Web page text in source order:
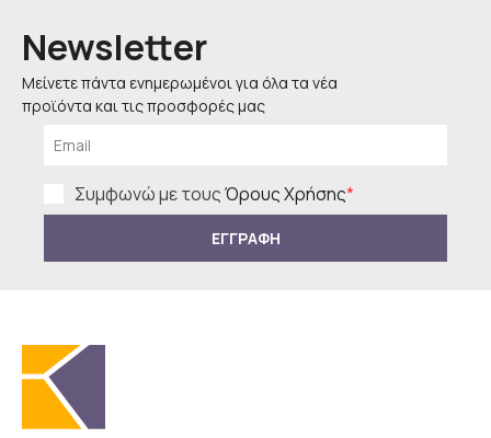
Newsletter
Μείνετε πάντα ενημερωμένοι για όλα τα νέα
προϊόντα και τις προσφορές μας
Συμφωνώ με τουςΌρους Χρήσης*
ΕΓΓΡΑΦΗ